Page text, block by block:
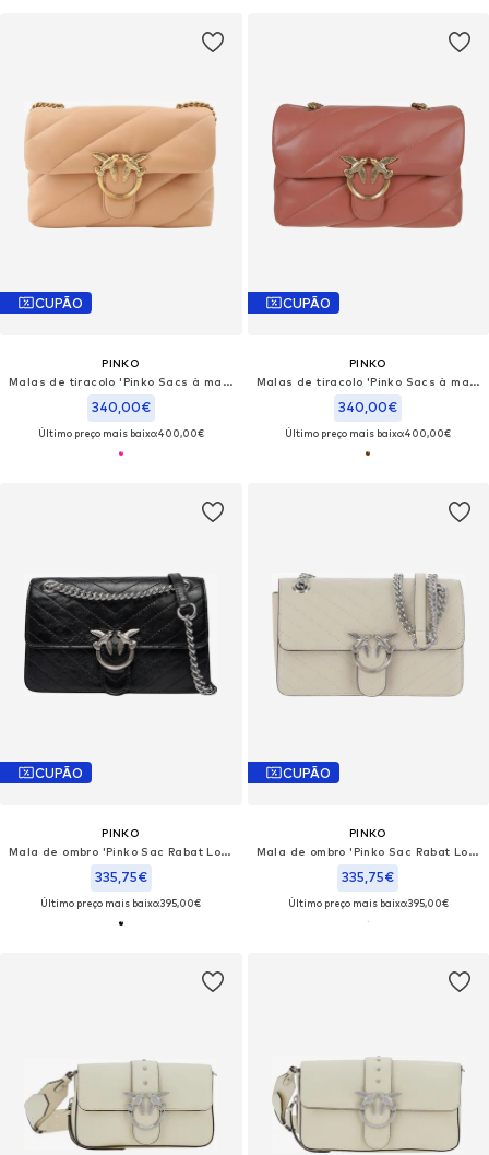
CUPÃO
PINKO
Malas de tiracolo 'Pinko Sacs à main Love Puff Classic Cl Sheep Nap Rose'
340,00€
Último preço mais baixo:400,00€
CUPÃO
PINKO
Malas de tiracolo 'Pinko Sacs à main Love Puff Classic Cl Sheep Nap Marron'
340,00€
Último preço mais baixo:400,00€
CUPÃO
PINKO
Mala de ombro 'Pinko Sac Rabat Love One Light Mini Vitello Wr Noir'
335,75€
Último preço mais baixo:395,00€
CUPÃO
PINKO
Mala de ombro 'Pinko Sac Rabat Love One Light Mini Vitello Wr Blanc'
335,75€
Último preço mais baixo:395,00€